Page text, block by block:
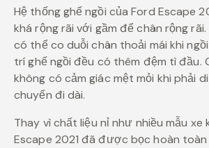
Hệ thống ghế ngồi của Ford Escape
khá rộng rãi với gầm để chân rộng
có thể co duỗi chân thoải mái khi
trí ghế ngồi đều có thêm đệm tì đầu.
không có cảm giác mệt mỏi khi phải
chuyến đi dài.
Thay vì chất liệu nỉ như nhiều mẫu xe
Escape 2021 đã được bọc hoàn